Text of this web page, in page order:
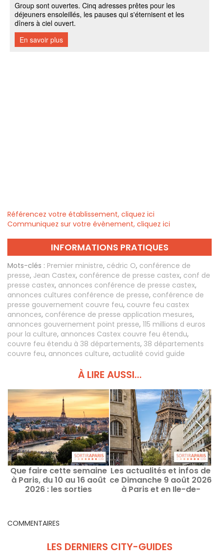
Référencez votre établissement, cliquez ici
Communiquez sur votre évènement, cliquez ici
INFORMATIONS PRATIQUES
Mots-clés : Premier ministre, cédric O, conférence de
presse, Jean Castex, conférence de presse castex, conf de
presse castex, annonces conférence de presse castex,
annonces cultures conférence de presse, conférence de
presse gouvernement couvre feu, couvre feu castex
annonces, conférence de presse application mesures,
annonces gouvernement point presse, 115 millions d euros
pour la culture, annonces Castex couvre feu étendu,
couvre feu étendu à 38 départements, 38 départements
couvre feu, annonces culture, actualité covid guide
À LIRE AUSSI...
Que faire cette semaine
à Paris, du 10 au 16 août
2026 : les sorties
Les actualités et infos de
ce Dimanche 9 août 2026
à Paris et en Ile-de-
COMMENTAIRES
LES DERNIERS CITY-GUIDES